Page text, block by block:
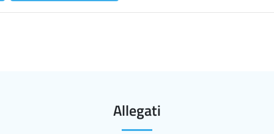
Allegati